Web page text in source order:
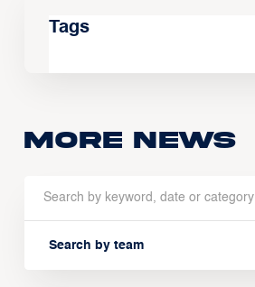
Tags
More news
Search by team